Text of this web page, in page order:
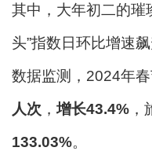
其中，大年初二的璀
头”指数日环比增速
数据监测，2024年
人次 ，增长43.4% ，
133.03%。